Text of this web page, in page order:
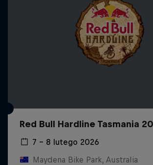
Red Bull Hardline Tasmania
7 – 8 lutego 2026
Maydena Bike Park, Australia